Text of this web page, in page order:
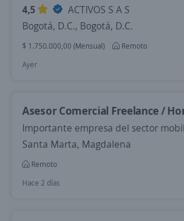
4,5
ACTIVOS S A S
Bogotá, D.C., Bogotá, D.C.
$ 1.750.000,00 (Mensual)
Remoto
Ayer
Asesor Comercial Freelance /
Importante empresa del sector
Santa Marta, Magdalena
Remoto
Hace 2 días